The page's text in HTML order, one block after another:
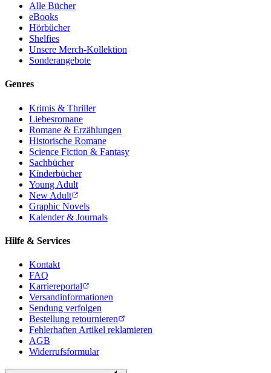
Alle Bücher
eBooks
Hörbücher
Shelfies
Unsere Merch-Kollektion
Sonderangebote
Genres
Krimis & Thriller
Liebesromane
Romane & Erzählungen
Historische Romane
Science Fiction & Fantasy
Sachbücher
Kinderbücher
Young Adult
New Adult
Graphic Novels
Kalender & Journals
Hilfe & Services
Kontakt
FAQ
Karriereportal
Versandinformationen
Sendung verfolgen
Bestellung retournieren
Fehlerhaften Artikel reklamieren
AGB
Widerrufsformular